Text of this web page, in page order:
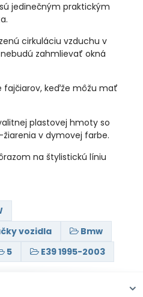
jedinečným praktickým
cirkuláciu vzduchu v
zahmlievať okná
fajčiarov, keďže môžu mať
plastovej hmoty so
v dymovej farbe.
na štylistickú líniu
vozidla
Bmw
5 E39 1995-2003